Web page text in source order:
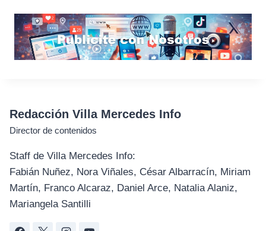
Redacción Villa Mercedes Info
Director de contenidos
Staff de Villa Mercedes Info:
Fabián Nuñez, Nora Viñales, César Albarracín, Miriam
Martín, Franco Alcaraz, Daniel Arce, Natalia Alaniz,
Mariangela Santilli